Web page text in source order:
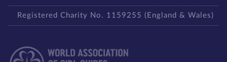
Registered Charity No. 1159255 (England &